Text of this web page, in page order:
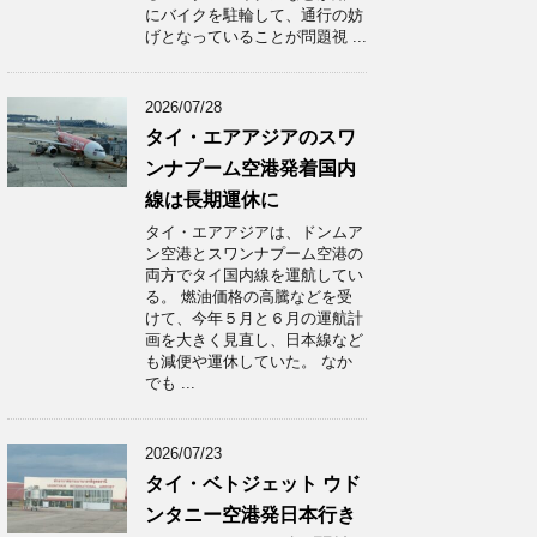
にバイクを駐輪して、通行の妨
げとなっていることが問題視 ...
2026/07/28
タイ・エアアジアのスワ
ンナプーム空港発着国内
線は長期運休に
タイ・エアアジアは、ドンムア
ン空港とスワンナプーム空港の
両方でタイ国内線を運航してい
る。 燃油価格の高騰などを受
けて、今年５月と６月の運航計
画を大きく見直し、日本線など
も減便や運休していた。 なか
でも ...
2026/07/23
タイ・ベトジェット ウド
ンタニー空港発日本行き